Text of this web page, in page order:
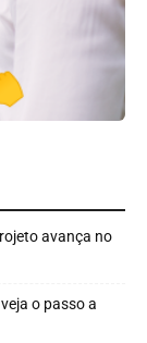
avança no
o passo a